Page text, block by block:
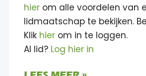
hierom alle voordelen van
lidmaatschap te bekijken.
Klik hierom in te loggen.
Al lid? Log hier in